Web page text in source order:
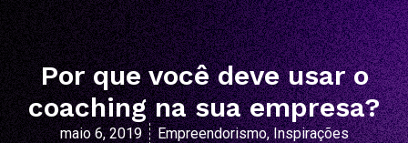
Por que você deve usar o
coaching na sua empresa?
maio 6, 2019 Empreendorismo,Inspirações